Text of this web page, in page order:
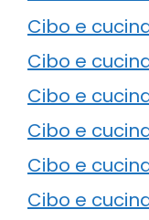
Cibo e
Cibo e
Cibo e
Cibo e
Cibo e
Cibo e